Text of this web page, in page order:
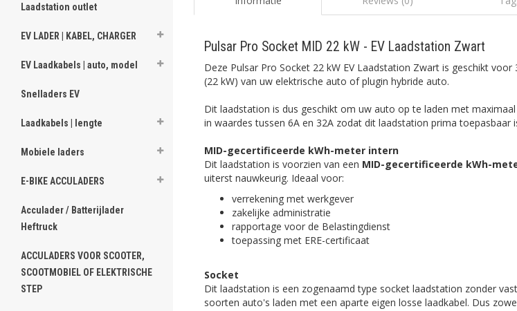
Laadstation outlet
EV LADER | KABEL, CHARGER
EV Laadkabels | auto, model
Snelladers EV
Laadkabels | lengte
Mobiele laders
E-BIKE ACCULADERS
Acculader / Batterijlader
Heftruck
ACCULADERS VOOR SCOOTER,
SCOOTMOBIEL OF ELEKTRISCHE
STEP
Pulsar Pro Socket MID 22 kW - EV Laadstation Zwart
Deze Pulsar Pro Socket 22 kW EV Laadstation Zwart is geschikt
(22 kW) van uw elektrische auto of plugin hybride auto.
Dit laadstation is dus geschikt om uw auto op te laden met
in waardes tussen 6A en 32A zodat dit laadstation prima toepasbaar
MID-gecertificeerde kWh-meter intern
Dit laadstation is voorzien van een MID-gecertificeerde kWh-
uiterst nauwkeurig. Ideaal voor:
verrekening met werkgever
zakelijke administratie
rapportage voor de Belastingdienst
toepassing met ERE-certificaat
Socket
Dit laadstation is een zogenaamd type socket laadstation zonder
soorten auto's laden met een aparte eigen losse laadkabel. Dus